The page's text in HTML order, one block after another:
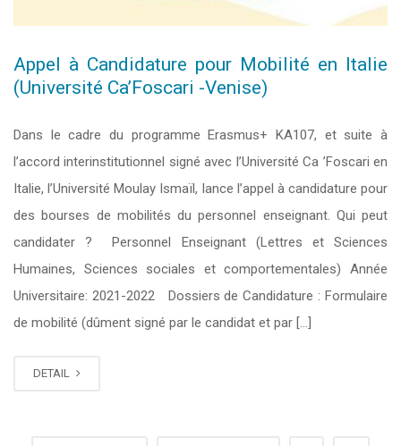
Appel à Candidature pour Mobilité en Italie
(Université Ca’Foscari -Venise)
Dans le cadre du programme Erasmus+ KA107, et suite à
l’accord interinstitutionnel signé avec l’Université Ca ’Foscari en
Italie, l’Université Moulay Ismaïl, lance l’appel à candidature pour
des bourses de mobilités du personnel enseignant. Qui peut
candidater ? Personnel Enseignant (Lettres et Sciences
Humaines, Sciences sociales et comportementales) Année
Universitaire: 2021-2022 Dossiers de Candidature : Formulaire
de mobilité (dûment signé par le candidat et par […]
DETAIL